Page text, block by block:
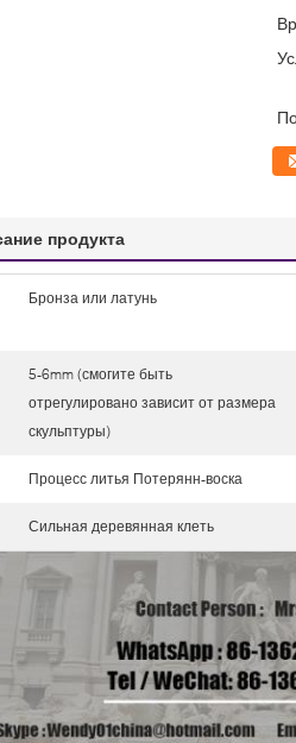
продукта
Бронза или латунь
5-6mm (смогите быть
отрегулировано зависит от размера
скульптуры)
Процесс литья Потерянн-воска
Сильная деревянная клеть